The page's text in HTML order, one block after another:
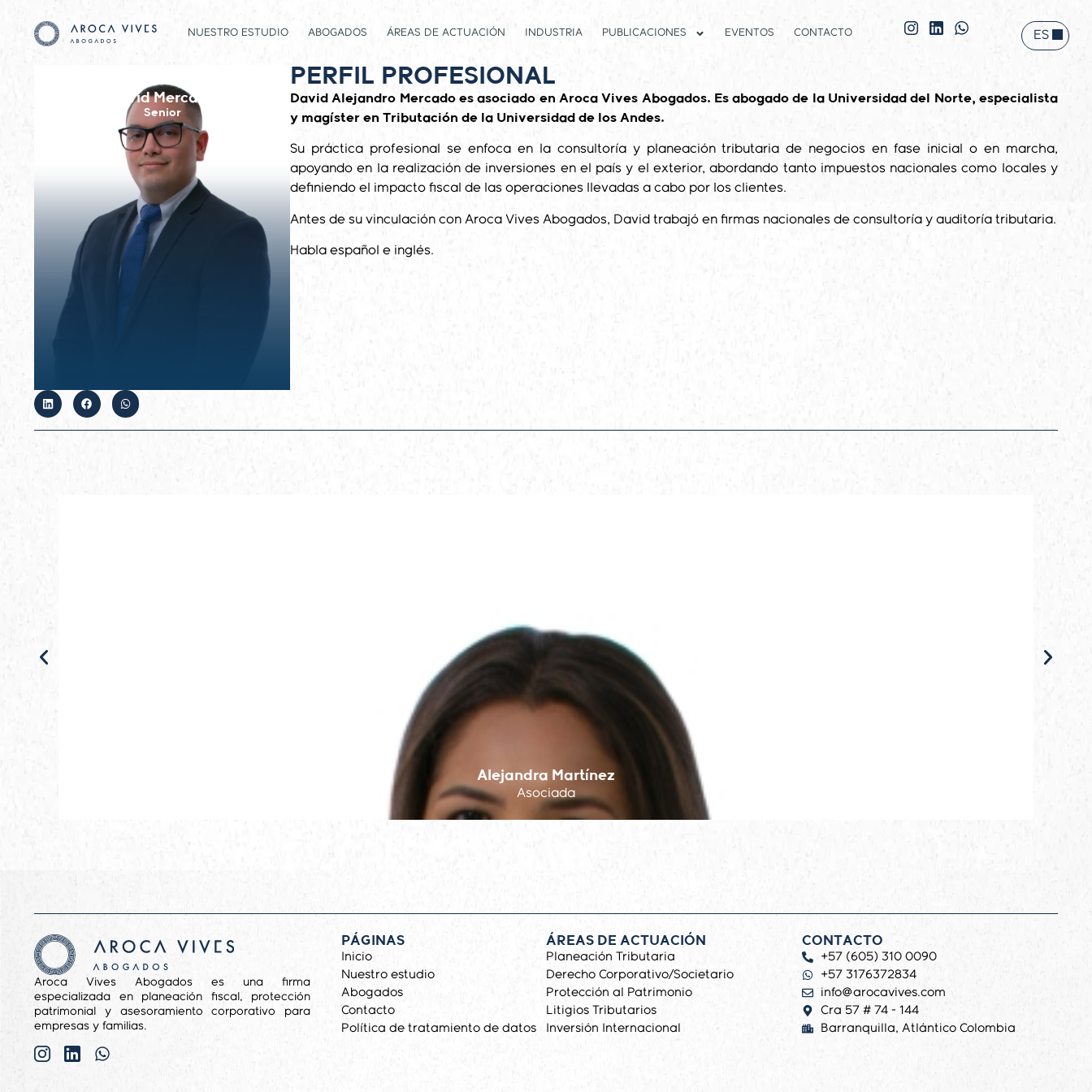
NUESTRO ESTUDIO ABOGADOS ÁREAS DE ACTUACIÓN INDUSTRIA PUBLICACIONES EVENTOS CONTACTO ES
EN
David Mercado
Senior
PERFIL PROFESIONAL
David Alejandro Mercado es asociado en Aroca Vives Abogados. Es abogado de la Universidad del Norte, especialista
y magíster en Tributación de la Universidad de los Andes.
Su práctica profesional se enfoca en la consultoría y planeación tributaria de negocios en fase inicial o en marcha,
apoyando en la realización de inversiones en el país y el exterior, abordando tanto impuestos nacionales como locales y
definiendo el impacto fiscal de las operaciones llevadas a cabo por los clientes.
Antes de su vinculación con Aroca Vives Abogados, David trabajó en firmas nacionales de consultoría y auditoría tributaria.
Habla español e inglés.
Alejandra Martínez
Asociada
Aroca Vives Abogados es una firma
especializada en planeación fiscal, protección
patrimonial y asesoramiento corporativo para
empresas y familias.
PÁGINAS
Inicio
Nuestro estudio
Abogados
Contacto
Política de tratamiento de datos
ÁREAS DE ACTUACIÓN
Planeación Tributaria
Derecho Corporativo/Societario
Protección al Patrimonio
Litigios Tributarios
Inversión Internacional
CONTACTO
+57 (605) 310 0090
+57 3176372834
info@arocavives.com
Cra 57 # 74 - 144
Barranquilla, Atlántico Colombia